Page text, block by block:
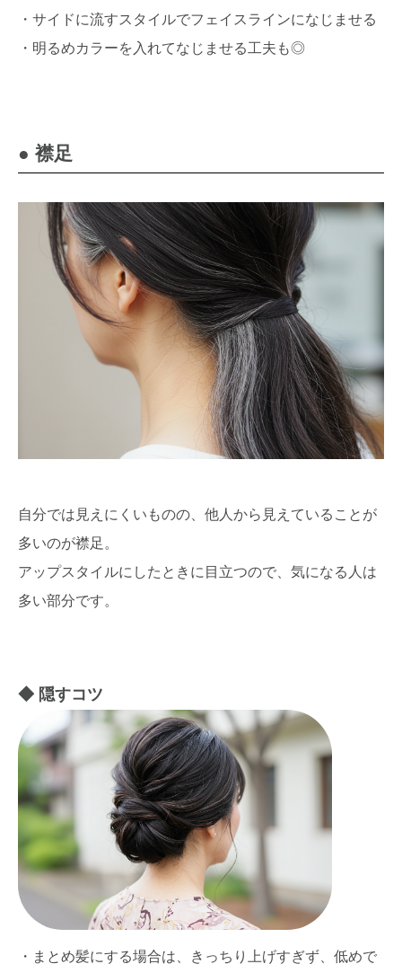
・サイドに流すスタイルでフェイスラインになじませる
・明るめカラーを入れてなじませる工夫も◎
● 襟足
自分では見えにくいものの、他人から見えていることが
多いのが襟足。
アップスタイルにしたときに目立つので、気になる人は
多い部分です。
隠すコツ
・まとめ髪にする場合は、きっちり上げすぎず、低めで